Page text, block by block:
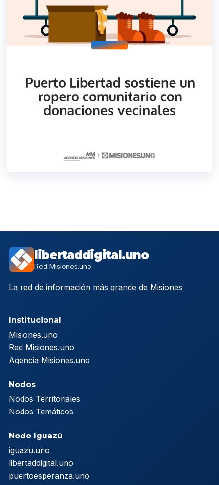
libertaddigital.uno
Red Misiones.uno
La red de información más grande de Misiones
Institucional
Misiones.uno
Red Misiones.uno
Agencia Misiones.uno
Nodos
Nodos Territoriales
Nodos Temáticos
Nodo Iguazú
iguazu.uno
libertaddigital.uno
puertoesperanza.uno